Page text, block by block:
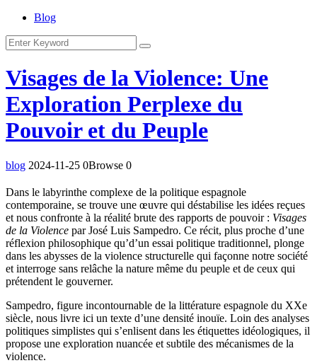
Blog
Visages de la Violence: Une
Exploration Perplexe du
Pouvoir et du Peuple
blog 2024-11-25 0Browse 0
Dans le labyrinthe complexe de la politique espagnole
contemporaine, se trouve une œuvre qui déstabilise les idées reçues
et nous confronte à la réalité brute des rapports de pouvoir : Visages
de la Violence par José Luis Sampedro. Ce récit, plus proche d’une
réflexion philosophique qu’d’un essai politique traditionnel, plonge
dans les abysses de la violence structurelle qui façonne notre société
et interroge sans relâche la nature même du peuple et de ceux qui
prétendent le gouverner.
Sampedro, figure incontournable de la littérature espagnole du XXe
siècle, nous livre ici un texte d’une densité inouïe. Loin des analyses
politiques simplistes qui s’enlisent dans les étiquettes idéologiques, il
propose une exploration nuancée et subtile des mécanismes de la
violence.